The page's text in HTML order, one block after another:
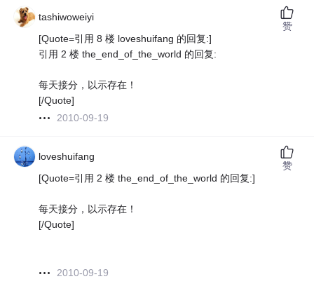
tashiwoweiyi
[Quote=引用 8 楼 loveshuifang 的回复:]
引用 2 楼 the_end_of_the_world 的回复:
每天接分，以示存在！
[/Quote]
2010-09-19
赞
loveshuifang
[Quote=引用 2 楼 the_end_of_the_world 的回复:]
每天接分，以示存在！
[/Quote]
2010-09-19
赞